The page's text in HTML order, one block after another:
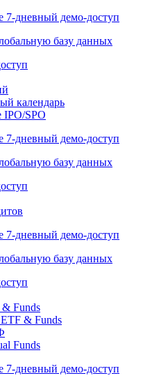
7-дневный демо-доступ
базу данных
календарь
IPO/SPO
7-дневный демо-доступ
базу данных
7-дневный демо-доступ
базу данных
Funds
& Funds
Funds
7-дневный демо-доступ